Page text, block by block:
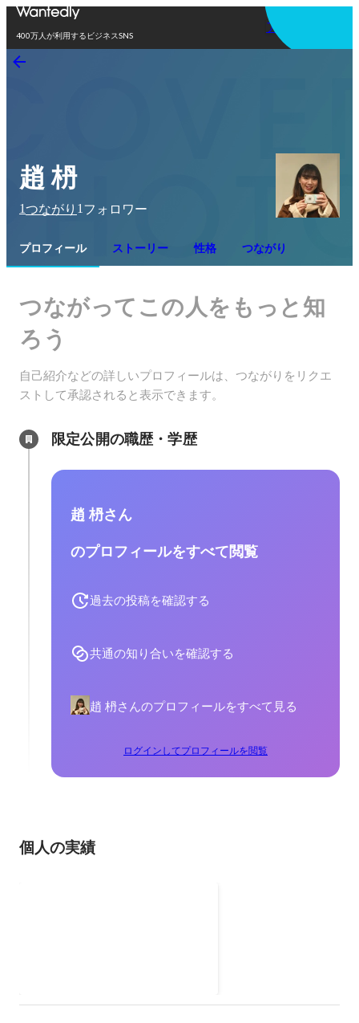
400万人が利用するビジネスSNS
アプリを使う
趙 枬
1つながり 1 フォロワー
プロフィール ストーリー 性格 つながり
つながってこの人をもっと知
ろう
自己紹介などの詳しいプロフィールは、つながりをリクエ
ストして承認されると表示できます。
限定公開の職歴・学歴
趙 枬さん
のプロフィールをすべて閲覧
過去の投稿を確認する
共通の知り合いを確認する
趙 枬さんのプロフィールをすべて見る
ログインしてプロフィールを閲覧
個人の実績